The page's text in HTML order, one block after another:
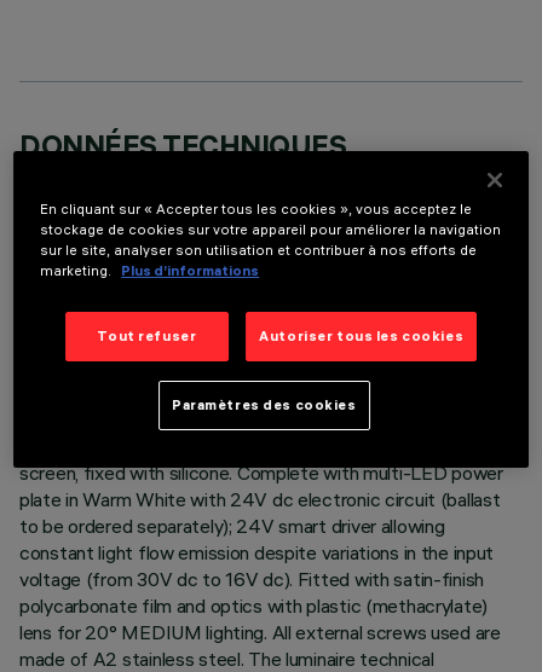
DONNÉES TECHNIQUES
DESCRIPTION
lamps. Ceiling- and wall-mounted. Consists of a body and
supports for installation (to be ordered separately). Extruded
aluminium body, with zamak die-cast end caps complete with
silicone gaskets. Coated with liquid acrylic paint with a high
screen, fixed with silicone. Complete with multi-LED power
plate in Warm White with 24V dc electronic circuit (ballast
to be ordered separately); 24V smart driver allowing
constant light flow emission despite variations in the input
voltage (from 30V dc to 16V dc). Fitted with satin-finish
polycarbonate film and optics with plastic (methacrylate)
lens for 20° MEDIUM lighting. All external screws used are
made of A2 stainless steel. The luminaire technical
En cliquant sur « Accepter tous les cookies », vous acceptez le
stockage de cookies sur votre appareil pour améliorer la navigation
sur le site, analyser son utilisation et contribuer à nos efforts de
marketing.
Plus d’informations
Tout refuser Autoriser tous les cookies
Paramètres des cookies